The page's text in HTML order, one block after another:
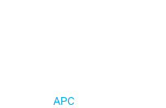
APC